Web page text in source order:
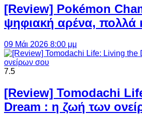
[Review] Pokémon
ψηφιακή αρένα, πολλά
09 Μάι 2026 8:00 μμ
7.5
[Review] Tomodachi
Dream : η ζωή των